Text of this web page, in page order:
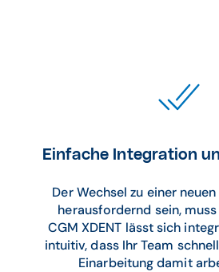
Einfache Integration
Der Wechsel zu einer
herausfordernd sein,
CGM XDENT lässt sich
intuitiv, dass Ihr Team
Einarbeitung damit